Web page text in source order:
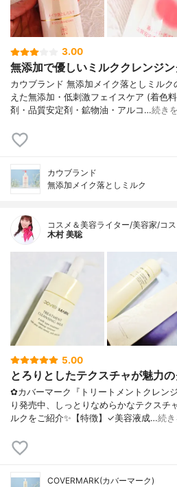
3.00
無添加で優しいミルククレンジ
カウブランド 無添加メイク落としミル
えた無添加・低刺激フェイスケア (着色
剤・品質安定剤・鉱物油・アルコ…続き
カウブランド
無添加メイク落としミルク
コスメ＆美容ライター/美容家/コ
木村 美聡
5.00
とろりとしたテクスチャが魅力
✿カバーマーク『トリートメントクレン
り発売中、しっとりなめらかなテクスチ
ルクをご紹介✨【特徴】✓美容液成…続
COVERMARK(カバーマーク)